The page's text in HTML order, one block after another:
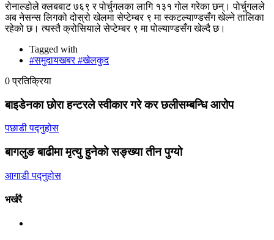
रोनाल्डोले क्लबबाट ७६९ र पोर्चुगलका लागि १३१ गोल गरेका छन्। पोर्चुगलले
अब नेसन्स लिगको दोस्रो खेलमा सेप्टेम्बर ९ मा स्कटल्याण्डसँग खेल्ने तालिका
रहेको छ। त्यस्तै क्रोसियाले सेप्टेम्बर ९ मा पोल्याण्डसँग खेल्दै छ।
Tagged with
#समुदायखबर #खेलकुद
0 प्रतिक्रिया
बाइडेनका छोरा हन्टरले स्वीकार गरे कर छलीसम्बन्धि आरोप
पछाडी पद्नुहोस
बागलुङ बाढीमा मृत्यु हुनेको सङ्ख्या तीन पुग्यो
आगाडी पद्नुहोस
भर्खरै